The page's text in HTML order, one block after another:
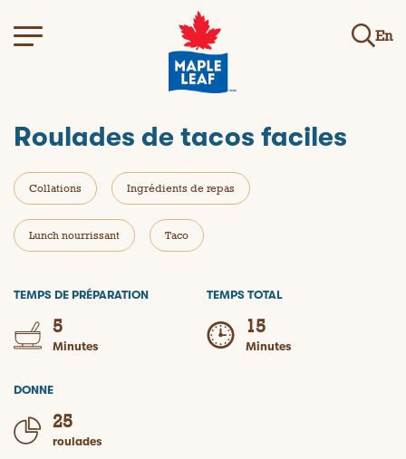
En
Roulades de tacos faciles
Collations Ingrédients de repas
Lunch nourrissant Taco
TEMPS DE PRÉPARATION
5
Minutes
TEMPS TOTAL
15
Minutes
DONNE
25
roulades